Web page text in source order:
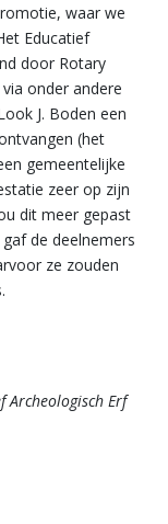
waar we
Educatief
door Rotary
onder andere
J. Boden een
(het
gemeentelijke
zeer op zijn
dit meer gepast
de deelnemers
ze zouden
Archeologisch Erf